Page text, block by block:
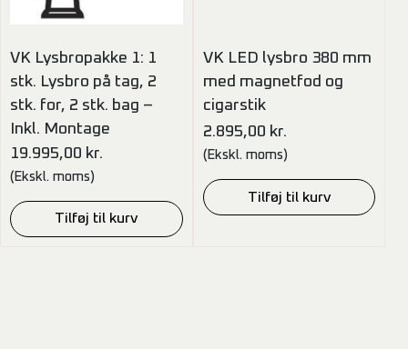
VK Lysbropakke 1: 1
stk. Lysbro på tag, 2
stk. for, 2 stk. bag –
Inkl. Montage
19.995,00 kr.
(Ekskl. moms)
Tilføj til kurv
VK LED lysbro 380 mm
med magnetfod og
cigarstik
2.895,00 kr.
(Ekskl. moms)
Tilføj til kurv